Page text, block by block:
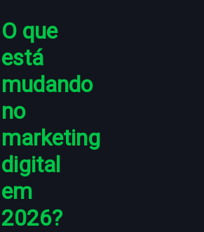
O que
está
mudando
no
marketing
digital
em
2026?